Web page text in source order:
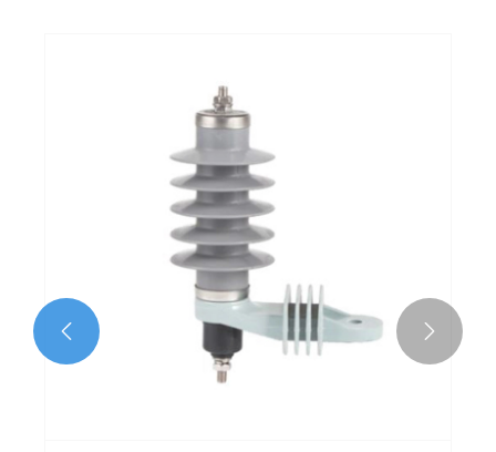
Er en 400A 3P MCCB lukket, støbt
kabinetswitch det bedste valg til pålidelig
industriel strømfordeling
 